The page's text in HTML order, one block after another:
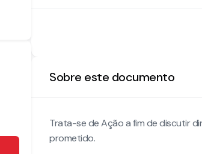
Sobre este documento
Trata-se de Ação a fim de discutir
prometido.